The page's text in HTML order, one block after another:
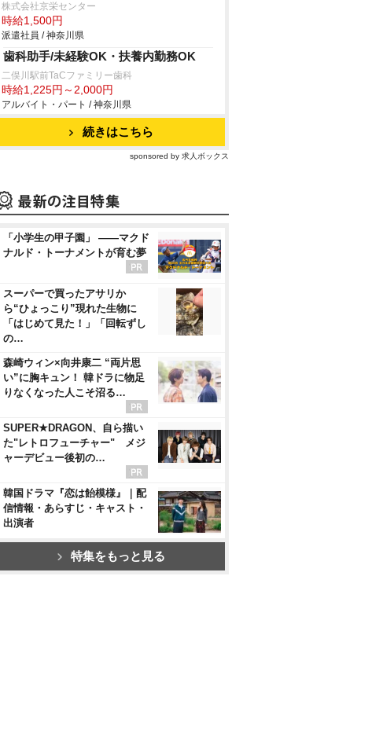
株式会社京栄センター
時給1,500円
派遣社員 / 神奈川県
歯科助手/未経験OK・扶養内勤務OK
二俣川駅前TaCファミリー歯科
時給1,225円～2,000円
アルバイト・パート / 神奈川県
続きはこちら
sponsored by 求人ボックス
「小学生の甲子園」 ――マクド
ナルド・トーナメントが育む夢
スーパーで買ったアサリか
ら“ひょっこり”現れた生物に
「はじめて見た！」「回転ずし
の…
森崎ウィン×向井康二 “両片思
い”に胸キュン！ 韓ドラに物足
りなくなった人こそ沼る…
SUPER★DRAGON、自ら描い
た"レトロフューチャー" メジ
ャーデビュー後初の…
韓国ドラマ『恋は飴模様』｜配
信情報・あらすじ・キャスト・
出演者
特集をもっと見る